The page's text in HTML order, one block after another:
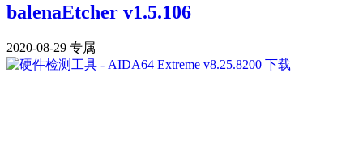
balenaEtcher v1.5.106
2020-08-29 专属